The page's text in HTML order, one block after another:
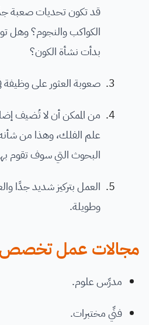
قد تكون تحديات صعبة
الكواكب والنجوم؟ وهل
بدأت نشأة الكون؟
صعوبة العثور على وظيفة
من الممكن أن لا تُضيف
علم الفلك، وهذا من
البحوث التي سوف تقوم
العمل بتركيز شديد جدًا
وطويلة.
مجالات عمل تخصص
مدرِّس علوم.
فنِّي مختبرات.